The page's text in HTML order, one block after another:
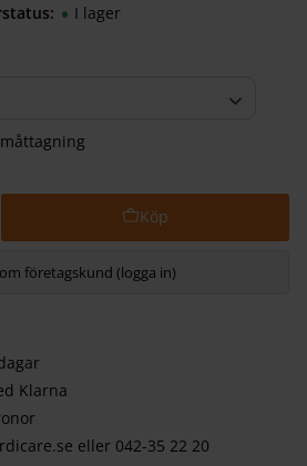
företagskund (logga in)
Klarna
eller 042-35 22 20
I lager